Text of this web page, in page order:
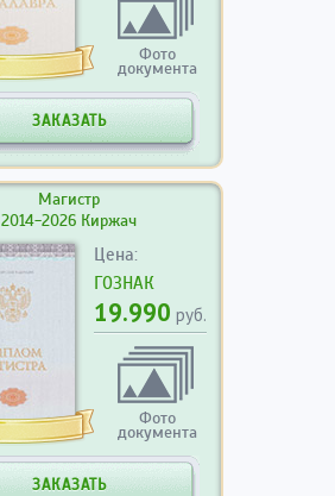
Фото
документа
ЗАКАЗАТЬ
Магистр
2014-2026 Киржач
Цена:
ГОЗНАК
19.990 руб.
Фото
документа
ЗАКАЗАТЬ